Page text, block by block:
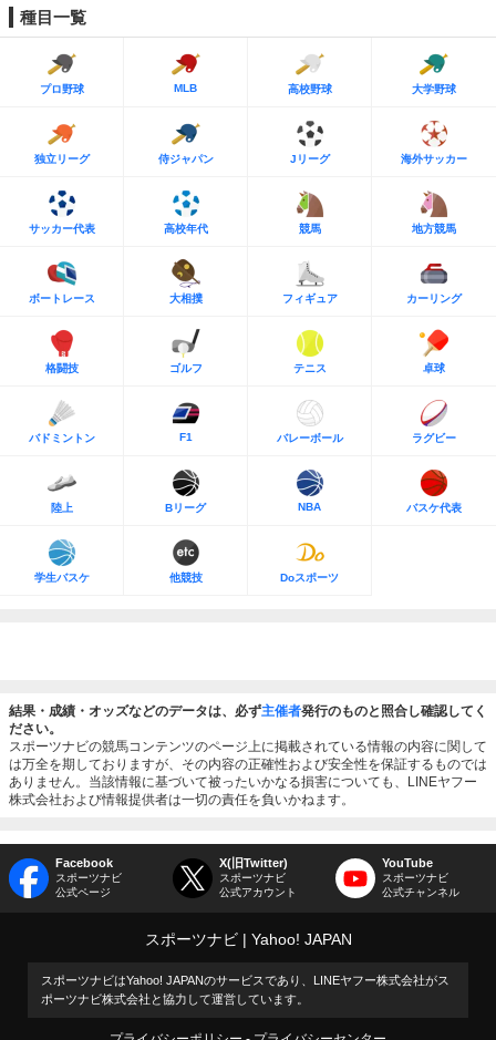
種目一覧
プロ野球 MLB 高校野球 大学野球
独立リーグ 侍ジャパン Jリーグ 海外サッカー
サッカー代表 高校年代 競馬 地方競馬
ボートレース 大相撲 フィギュア カーリング
格闘技 ゴルフ テニス 卓球
バドミントン F1 バレーボール ラグビー
陸上 Bリーグ NBA バスケ代表
学生バスケ 他競技 Doスポーツ
結果・成績・オッズなどのデータは、必ず主催者発行のものと照合し確認してく
ださい。
スポーツナビの競馬コンテンツのページ上に掲載されている情報の内容に関して
は万全を期しておりますが、その内容の正確性および安全性を保証するものでは
ありません。当該情報に基づいて被ったいかなる損害についても、LINEヤフー
株式会社および情報提供者は一切の責任を負いかねます。
Facebook
スポーツナビ
公式ページ
X(旧Twitter)
スポーツナビ
公式アカウント
YouTube
スポーツナビ
公式チャンネル
スポーツナビ Yahoo! JAPAN
スポーツナビはYahoo! JAPANのサービスであり、LINEヤフー株式会社がス
ポーツナビ株式会社と協力して運営しています。